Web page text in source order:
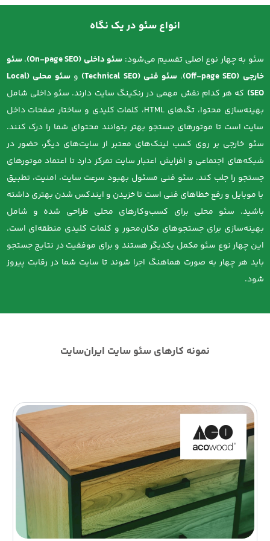
بیشتر روی محتوا و تجربه کاربری تمرکز دارد. بنابراین تعادل بین
انواع سئو در یک نگاه
سئو به چهار نوع اصلی تقسیم می‌شود: سئو داخلی (On-page SEO) ،سئو
خارجی (Off-page SEO)
،سئو فنی (Technical SEO) و
سئو محلی (Local
SEO) که هر کدام نقش مهمی در رنکینگ سایت دارند. سئو داخلی شامل
بهینه‌سازی محتوا، تگ‌های HTML، کلمات کلیدی و ساختار صفحات داخل
سایت است تا موتورهای جستجو بهتر بتوانند محتوای شما را درک کنند.
سئو خارجی بر روی کسب لینک‌های معتبر از سایت‌های دیگر، حضور در
شبکه‌های اجتماعی و افزایش اعتبار سایت تمرکز دارد تا اعتماد موتورهای
جستجو را جلب کند. سئو فنی مسئول بهبود سرعت سایت، امنیت، تطبیق
با موبایل و رفع خطاهای فنی است تا خزیدن و ایندکس شدن بهتری داشته
باشید. سئو محلی برای کسب‌وکارهای محلی طراحی شده و شامل
بهینه‌سازی برای جستجوهای مکان‌محور و کلمات کلیدی منطقه‌ای است.
این چهار نوع سئو مکمل یکدیگر هستند و برای موفقیت در نتایج جستجو
باید هر چهار به صورت هماهنگ اجرا شوند تا سایت شما در رقابت پیروز
شود.
نمونه کارهای سئو سایت ایران‌سایت